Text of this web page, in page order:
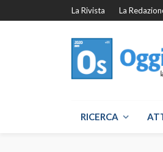
La Rivista La
RICERCA